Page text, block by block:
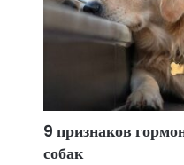
9 признаков
собак